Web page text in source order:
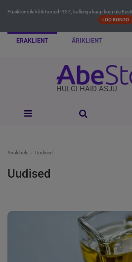
Püsikliendile kõik tooted -15%, kulleriga kaup koju üle
LOO KONTO
ERAKLIENT ÄRIKLIENT
HULGI HÄID ASJU
Avalehele Uudised
Uudised